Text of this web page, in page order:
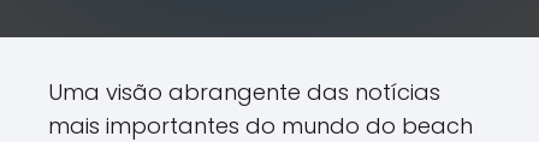
Uma visão abrangente das notícias
mais importantes do mundo do beach